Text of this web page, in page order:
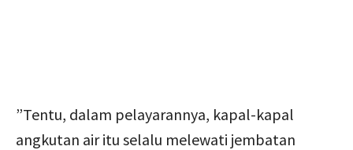
”Tentu, dalam pelayarannya, kapal-kapal
angkutan air itu selalu melewati jembatan